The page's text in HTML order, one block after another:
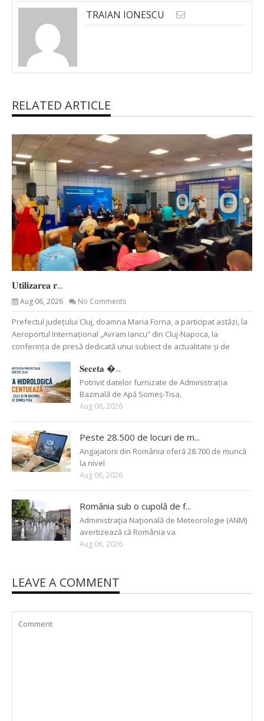
TRAIAN IONESCU
RELATED ARTICLE
𝐔𝐭𝐢𝐥𝐢𝐳𝐚𝐫𝐞𝐚 𝐫...
Aug 06, 2026 No Comments
Prefectul județului Cluj, doamna Maria Forna, a participat astăzi, la
Aeroportul Internațional „Avram Iancu” din Cluj-Napoca, la
conferința de presă dedicată unui subiect de actualitate și de
𝐒𝐞𝐜𝐞𝐭𝐚 �...
Potrivit datelor furnizate de Administrația
Bazinală de Apă Someș-Tisa,
Aug 06, 2026
Peste 28.500 de locuri de m...
Angajatorii din România oferă 28.700 de muncă
la nivel
Aug 06, 2026
România sub o cupolă de f...
Administraţia Naţională de Meteorologie (ANM)
avertizează că România va
Aug 06, 2026
LEAVE A COMMENT